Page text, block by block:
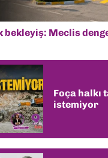
bekleyiş: Meclis
Foça halkı
istemiyor